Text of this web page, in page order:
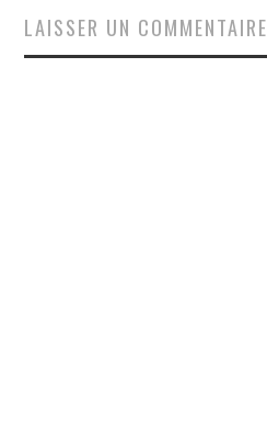
LAISSER UN COMMENTAIRE